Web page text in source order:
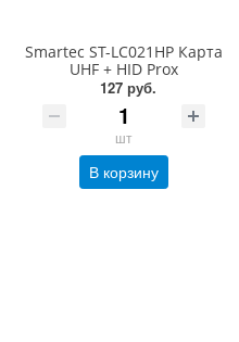
Smartec ST-LC021HP Карта
UHF + HID Prox
127 руб.
шт
В корзину